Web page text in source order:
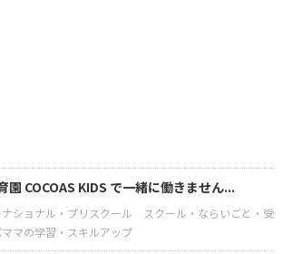
園 COCOAS KIDS で一緒に働きません...
ショナル・プリスクール
スクール・ならいごと・受
マの学習・スキルアップ